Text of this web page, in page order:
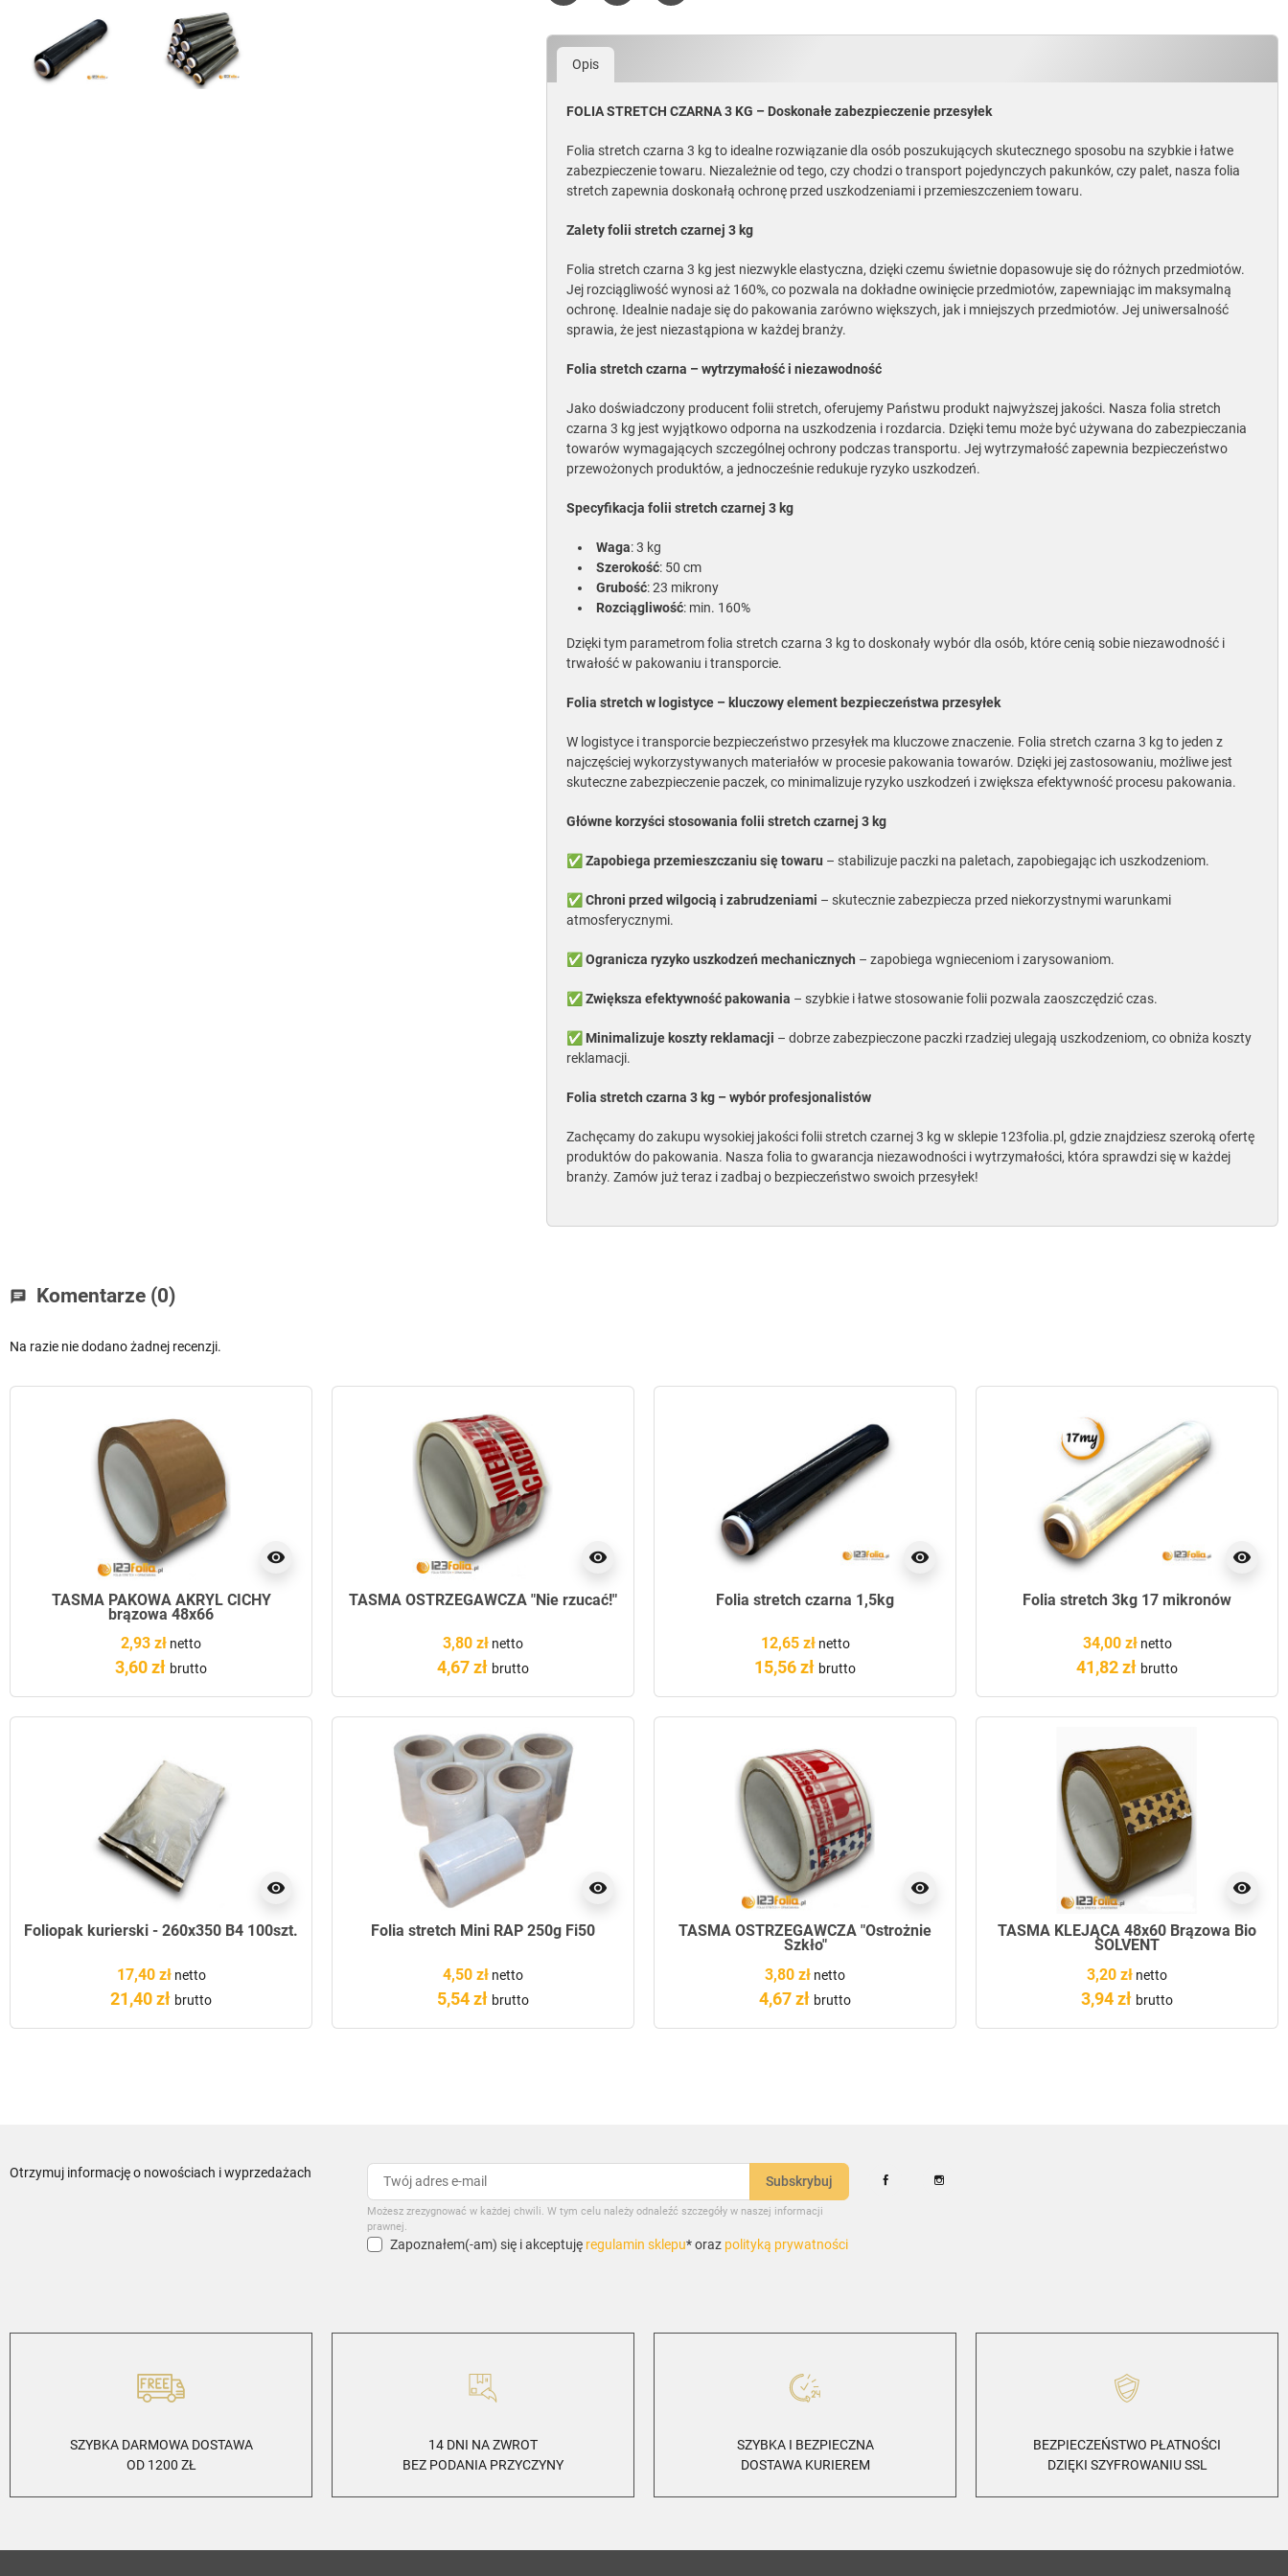
UdostępnijTweetujPinterest
Opis
FOLIA STRETCH CZARNA 3 KG – Doskonałe zabezpieczenie przesyłek
Folia stretch czarna 3 kg to idealne rozwiązanie dla osób poszukujących skutecznego sposobu na szybkie i łatwe
zabezpieczenie towaru. Niezależnie od tego, czy chodzi o transport pojedynczych pakunków, czy palet, nasza folia
stretch zapewnia doskonałą ochronę przed uszkodzeniami i przemieszczeniem towaru.
Zalety folii stretch czarnej 3 kg
Folia stretch czarna 3 kg jest niezwykle elastyczna, dzięki czemu świetnie dopasowuje się do różnych przedmiotów.
Jej rozciągliwość wynosi aż 160%, co pozwala na dokładne owinięcie przedmiotów, zapewniając im maksymalną
ochronę. Idealnie nadaje się do pakowania zarówno większych, jak i mniejszych przedmiotów. Jej uniwersalność
sprawia, że jest niezastąpiona w każdej branży.
Folia stretch czarna – wytrzymałość i niezawodność
Jako doświadczony producent folii stretch, oferujemy Państwu produkt najwyższej jakości. Nasza folia stretch
czarna 3 kg jest wyjątkowo odporna na uszkodzenia i rozdarcia. Dzięki temu może być używana do zabezpieczania
towarów wymagających szczególnej ochrony podczas transportu. Jej wytrzymałość zapewnia bezpieczeństwo
przewożonych produktów, a jednocześnie redukuje ryzyko uszkodzeń.
Specyfikacja folii stretch czarnej 3 kg
Waga: 3 kg
Szerokość: 50 cm
Grubość: 23 mikrony
Rozciągliwość: min. 160%
Dzięki tym parametrom folia stretch czarna 3 kg to doskonały wybór dla osób, które cenią sobie niezawodność i
trwałość w pakowaniu i transporcie.
Folia stretch w logistyce – kluczowy element bezpieczeństwa przesyłek
W logistyce i transporcie bezpieczeństwo przesyłek ma kluczowe znaczenie. Folia stretch czarna 3 kg to jeden z
najczęściej wykorzystywanych materiałów w procesie pakowania towarów. Dzięki jej zastosowaniu, możliwe jest
skuteczne zabezpieczenie paczek, co minimalizuje ryzyko uszkodzeń i zwiększa efektywność procesu pakowania.
Główne korzyści stosowania folii stretch czarnej 3 kg
✅ Zapobiega przemieszczaniu się towaru – stabilizuje paczki na paletach, zapobiegając ich uszkodzeniom.
✅ Chroni przed wilgocią i zabrudzeniami – skutecznie zabezpiecza przed niekorzystnymi warunkami
atmosferycznymi.
✅ Ogranicza ryzyko uszkodzeń mechanicznych – zapobiega wgnieceniom i zarysowaniom.
✅ Zwiększa efektywność pakowania – szybkie i łatwe stosowanie folii pozwala zaoszczędzić czas.
✅ Minimalizuje koszty reklamacji – dobrze zabezpieczone paczki rzadziej ulegają uszkodzeniom, co obniża koszty
reklamacji.
Folia stretch czarna 3 kg – wybór profesjonalistów
Zachęcamy do zakupu wysokiej jakości folii stretch czarnej 3 kg w sklepie 123folia.pl, gdzie znajdziesz szeroką ofertę
produktów do pakowania. Nasza folia to gwarancja niezawodności i wytrzymałości, która sprawdzi się w każdej
branży. Zamów już teraz i zadbaj o bezpieczeństwo swoich przesyłek!
chat Komentarze (0)
Na razie nie dodano żadnej recenzji.
visibility
TAŚMA PAKOWA AKRYL CICHY
brązowa 48x66
2,93 zł netto
3,60 zł brutto
visibility
TAŚMA OSTRZEGAWCZA "Nie rzucać!"
3,80 zł netto
4,67 zł brutto
visibility
Folia stretch czarna 1,5kg
12,65 złnetto
15,56 zł brutto
visibility
Folia stretch 3kg 17 mikronów
34,00 złnetto
41,82 zł brutto
visibility
Foliopak kurierski - 260x350 B4 100szt.
17,40 złnetto
21,40 zł brutto
visibility
Folia stretch Mini RAP 250g Fi50
4,50 zł netto
5,54 zł brutto
visibility
TAŚMA OSTRZEGAWCZA "Ostrożnie
Szkło"
3,80 zł netto
4,67 zł brutto
visibility
TAŚMA KLEJĄCA 48x60 Brązowa Bio
SOLVENT
3,20 zł netto
3,94 zł brutto
Otrzymuj informację o nowościach i wyprzedażach
Możesz zrezygnować w każdej chwili. W tym celu należy odnaleźć szczegóły w naszej informacji
prawnej.
Zapoznałem(-am) się i akceptuję regulamin sklepu* oraz polityką prywatności
SZYBKA DARMOWA DOSTAWA
OD 1200 ZŁ
14 DNI NA ZWROT
BEZ PODANIA PRZYCZYNY
SZYBKA I BEZPIECZNA
DOSTAWA KURIEREM
BEZPIECZEŃSTWO PŁATNOŚCI
DZIĘKI SZYFROWANIU SSL